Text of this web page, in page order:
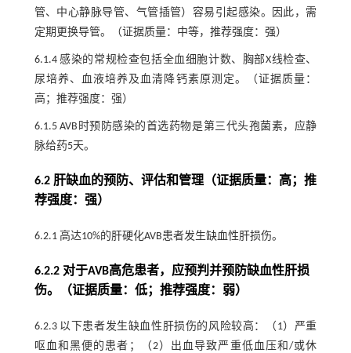
管、中心静脉导管、气管插管）容易引起感染。因此，需
定期更换导管。（证据质量：中等，推荐强度：强）
6.1.4 感染的常规检查包括全血细胞计数、胸部X线检查、
尿培养、血液培养及血清降钙素原测定。（证据质量：
高；推荐强度：强）
6.1.5 AVB时预防感染的首选药物是第三代头孢菌素，应静
脉给药5天。
6.2 肝缺血的预防、评估和管理（证据质量：高；推
荐强度：强）
6.2.1 高达10%的肝硬化AVB患者发生缺血性肝损伤。
6.2.2 对于AVB高危患者，应预判并预防缺血性肝损
伤。（证据质量：低；推荐强度：弱）
6.2.3 以下患者发生缺血性肝损伤的风险较高：（1）严重
呕血和黑便的患者；（2）出血导致严重低血压和/或休